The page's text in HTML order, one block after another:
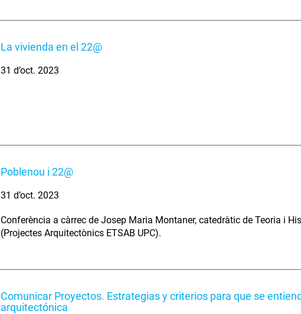
La vivienda en el 22@
31 d’oct. 2023
Poblenou i 22@
31 d’oct. 2023
Conferència a càrrec de Josep Maria Montaner, catedràtic de Teoria i
(Projectes Arquitectònics ETSAB UPC).
Comunicar Proyectos. Estrategias y criterios para que se
arquitectónica